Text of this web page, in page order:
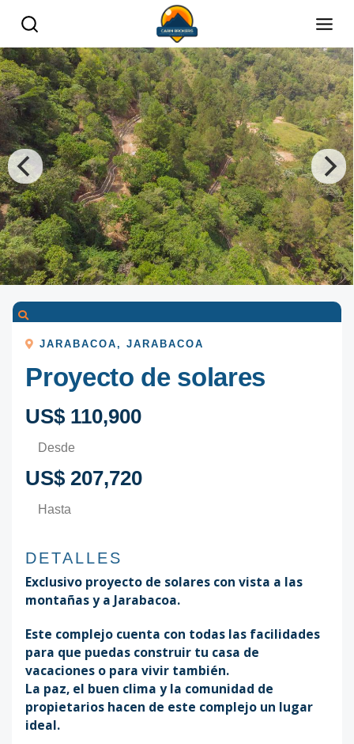
JARABACOA ,JARABACOA
Proyecto de solares
US$ 110,900
Desde
US$ 207,720
Hasta
DETALLES
Exclusivo proyecto de solares con vista a las
montañas y a Jarabacoa.
Este complejo cuenta con todas las facilidades
para que puedas construir tu casa de
vacaciones o para vivir también.
La paz, el buen clima y la comunidad de
propietarios hacen de este complejo un lugar
ideal.